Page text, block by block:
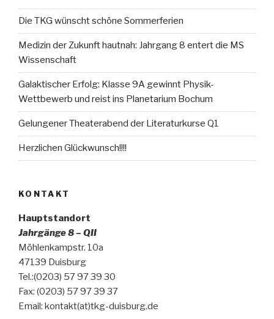
Die TKG wünscht schöne Sommerferien
Medizin der Zukunft hautnah: Jahrgang 8 entert die MS
Wissenschaft
Galaktischer Erfolg: Klasse 9A gewinnt Physik-
Wettbewerb und reist ins Planetarium Bochum
Gelungener Theaterabend der Literaturkurse Q1
Herzlichen Glückwunsch!!!!
KONTAKT
Hauptstandort
Jahrgänge 8 – QII
Möhlenkampstr. 10a
47139 Duisburg
Tel.:(0203) 57 97 39 30
Fax: (0203) 57 97 39 37
Email: kontakt(at)tkg-duisburg.de